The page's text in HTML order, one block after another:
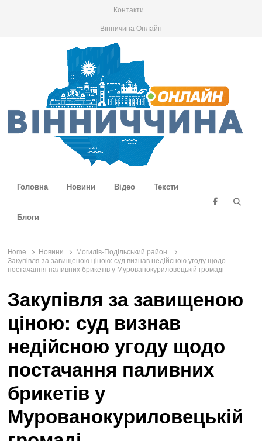
Контакти
Вінничина Онлайн
Головна
Новини Відео Тексти
Блоги
Home Новини
Могилів-Подільський район
Закупівля за завищеною ціною: суд визнав недійсною угоду щодо
постачання паливних брикетів у Мурованокуриловецькій громаді
Закупівля за завищеною
ціною: суд визнав
недійсною угоду щодо
постачання паливних
брикетів у
Мурованокуриловецькій